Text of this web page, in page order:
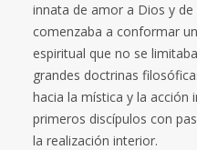
innata de amor a Dios y
comenzaba a conformar
espiritual que no se
grandes doctrinas
hacia la mística y la acción
primeros discípulos con
la realización interior.